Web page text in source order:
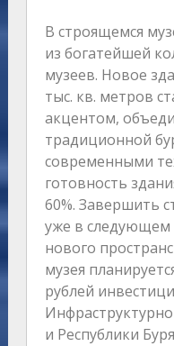
В строящемся
из богатейшей
музеев. Новое
тыс. кв. метров
акцентом,
традиционной
современными
готовность
60%. Завершить
уже в следующем
нового
музея
рублей
и Республики